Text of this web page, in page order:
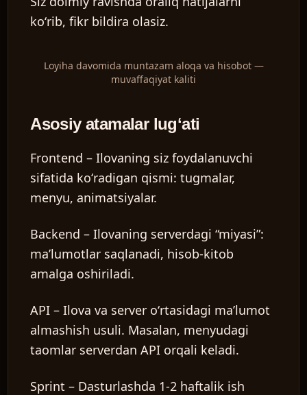
koʻrib, fikr bildira olasiz.
Loyiha davomida muntazam aloqa va hisobot —
muvaffaqiyat kaliti
Asosiy atamalar lugʻati
Frontend – Ilovaning siz foydalanuvchi
sifatida koʻradigan qismi: tugmalar,
menyu, animatsiyalar.
Backend – Ilovaning serverdagi “miyasi”:
maʼlumotlar saqlanadi, hisob-kitob
amalga oshiriladi.
API – Ilova va server oʻrtasidagi maʼlumot
almashish usuli. Masalan, menyudagi
taomlar serverdan API orqali keladi.
Sprint – Dasturlashda 1-2 haftalik ish